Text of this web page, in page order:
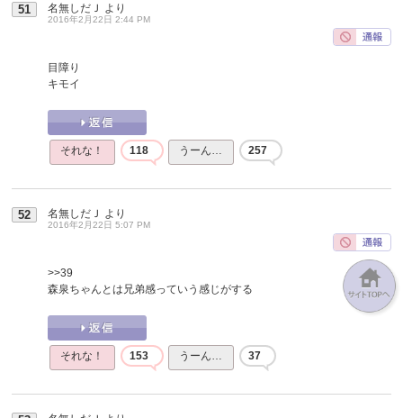
51 名無しだＪ より
2016年2月22日 2:44 PM
目障り
キモイ
それな！ 118 うーん… 257
52 名無しだＪ より
2016年2月22日 5:07 PM
>>39
森泉ちゃんとは兄弟感っていう感じがする
それな！ 153 うーん… 37